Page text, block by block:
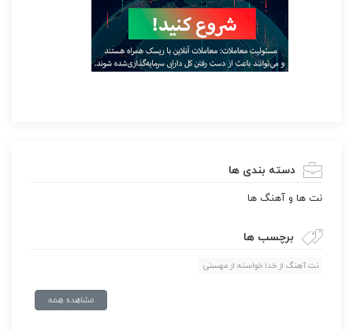
دسته بندی ها
نت ها و آهنگ ها
برچسب ها
نت آهنگ از خدا خواسته از مهستی
مشاهده همه